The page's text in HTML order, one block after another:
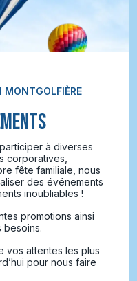
MONTGOLFIÈRE
à diverses
corporatives,
fête familiale, nous
des événements
inoubliables !
promotions ainsi
besoins.
vos attentes les plus
pour nous faire